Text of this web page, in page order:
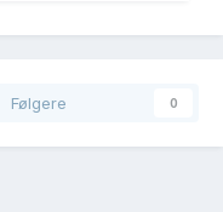
Følgere 0